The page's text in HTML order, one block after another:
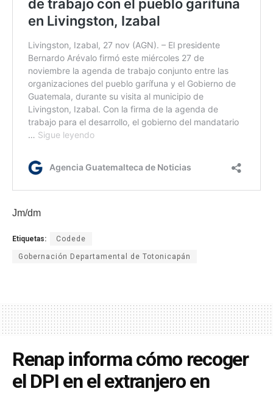
Jm/dm
Etiquetas: Codede
Gobernación Departamental de Totonicapán
Renap informa cómo recoger
el DPI en el extranjero en